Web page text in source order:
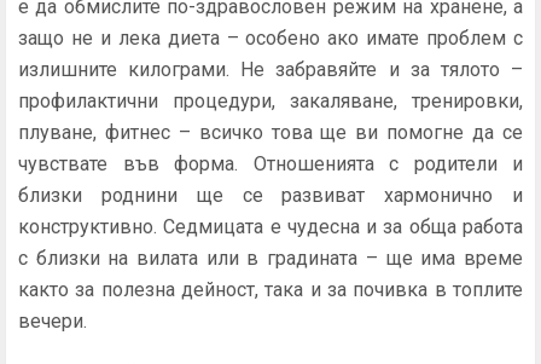
е да обмислите по-здравословен режим на хранене, а
защо не и лека диета – особено ако имате проблем с
излишните килограми. Не забравяйте и за тялото –
профилактични процедури, закаляване, тренировки,
плуване, фитнес – всичко това ще ви помогне да се
чувствате във форма. Отношенията с родители и
близки роднини ще се развиват хармонично и
конструктивно. Седмицата е чудесна и за обща работа
с близки на вилата или в градината – ще има време
както за полезна дейност, така и за почивка в топлите
вечери.